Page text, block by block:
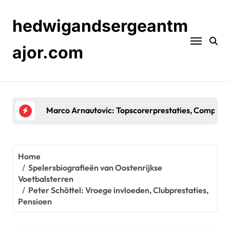
contenthedwigandsergeantm
ajor.com
Herbert Prohaska: Belangrijke
Home
Spelersbiografieën van Oostenrijkse
Voetbalsterren
Peter Schöttel: Vroege invloeden, Clubprestaties,
Pensioen